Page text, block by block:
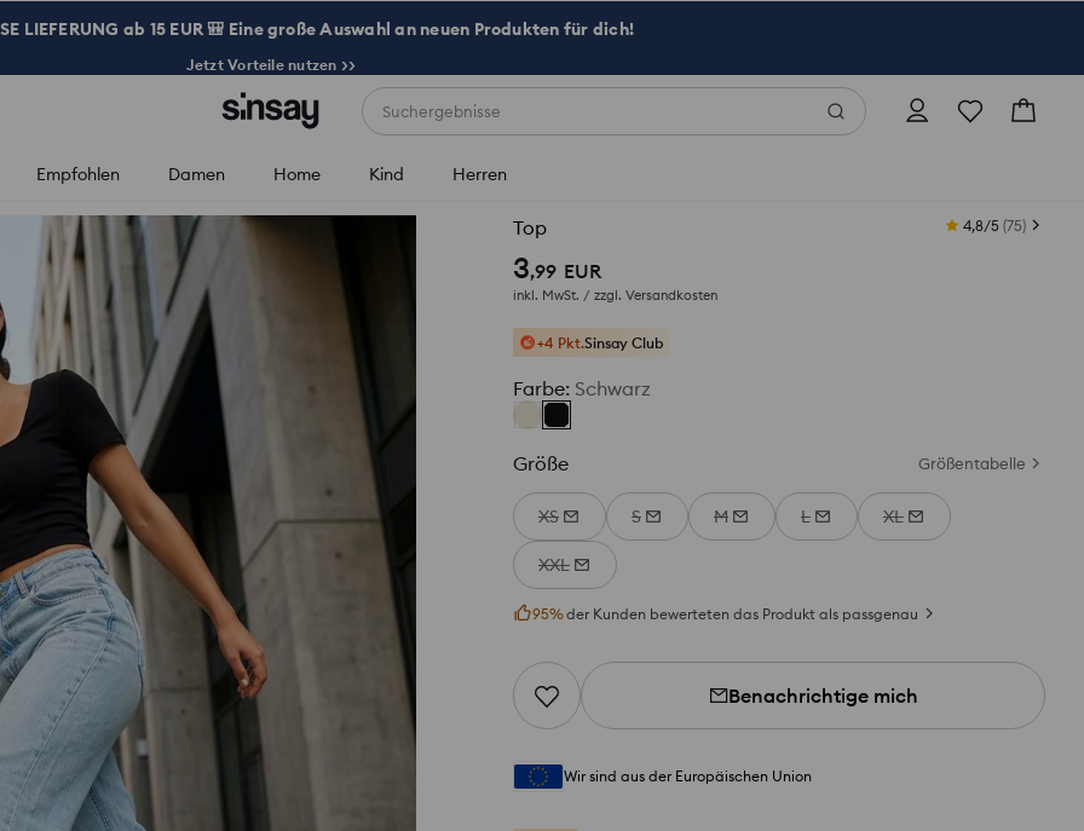
LIEFERUNG ab 15 EUR 🎒 Eine große Auswahl an neuen Produkten für dich!
Jetzt Vorteile nutzen >>
Suchergebnisse
Empfohlen Damen Home Kind Herren
Top 4,8/5 (75)
3,99 EUR
inkl. MwSt. / zzgl. Versandkosten
+4 Pkt.Sinsay Club
Farbe: Schwarz
Größe Größentabelle
XS S M L XL
XXL
95%der Kunden bewerteten das Produkt als passgenau
Benachrichtige mich
Wir sind aus der Europäischen Union